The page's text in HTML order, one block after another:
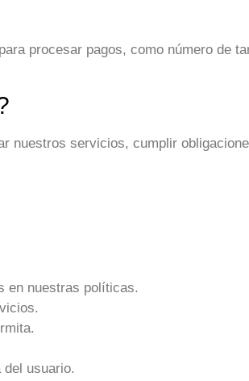
procesar pagos, como número de
nuestros servicios, cumplir
en nuestras políticas.
usuario.